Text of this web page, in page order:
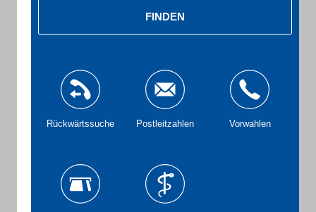
FINDEN
Rückwärtssuche Postleitzahlen Vorwahlen